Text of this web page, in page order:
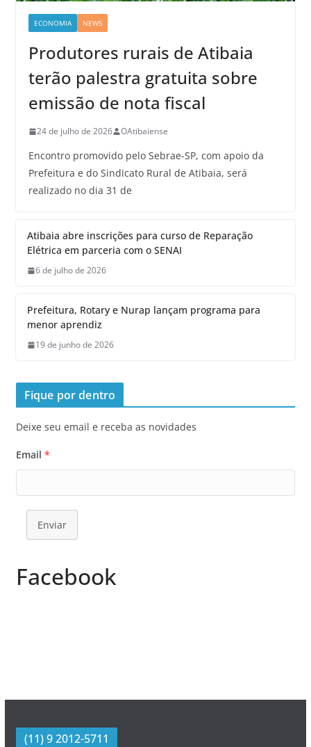
ECONOMIA NEWS
Produtores rurais de Atibaia
terão palestra gratuita sobre
emissão de nota fiscal
24 de julho de 2026 OAtibaiense
Encontro promovido pelo Sebrae-SP, com apoio da
Prefeitura e do Sindicato Rural de Atibaia, será
realizado no dia 31 de
Atibaia abre inscrições para curso de Reparação
Elétrica em parceria com o SENAI
6 de julho de 2026
Prefeitura, Rotary e Nurap lançam programa para
menor aprendiz
19 de junho de 2026
Fique por dentro
Deixe seu email e receba as novidades
Email *
Enviar
Facebook
(11) 9 2012-5711